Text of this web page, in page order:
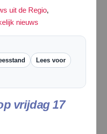
uit de Regio,
nieuws
Lees voor
vrijdag 17